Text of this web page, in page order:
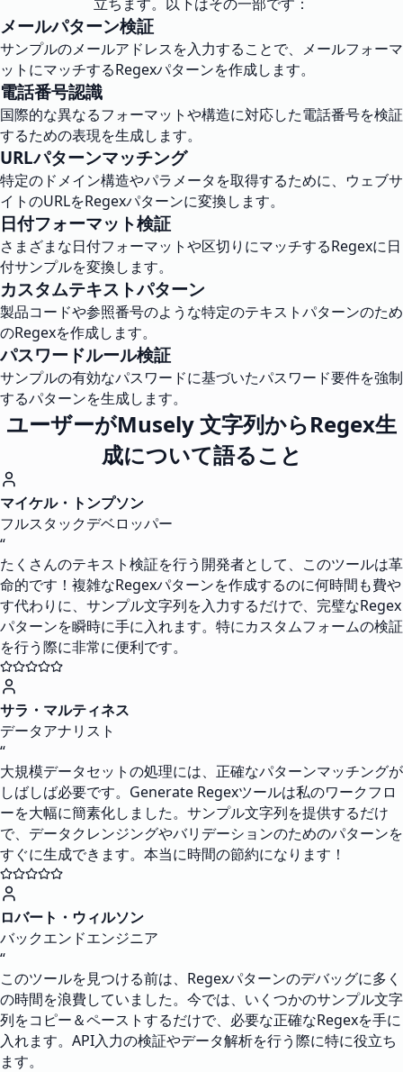
メールパターン検証
サンプルのメールアドレスを入力することで、メールフォーマ
ットにマッチするRegexパターンを作成します。
電話番号認識
国際的な異なるフォーマットや構造に対応した電話番号を検証
するための表現を生成します。
URLパターンマッチング
特定のドメイン構造やパラメータを取得するために、ウェブサ
イトのURLをRegexパターンに変換します。
日付フォーマット検証
さまざまな日付フォーマットや区切りにマッチするRegexに日
付サンプルを変換します。
カスタムテキストパターン
製品コードや参照番号のような特定のテキストパターンのため
のRegexを作成します。
パスワードルール検証
サンプルの有効なパスワードに基づいたパスワード要件を強制
するパターンを生成します。
ユーザーがMusely 文字列からRegex生
成について語ること
マイケル・トンプソン
フルスタックデベロッパー
“
たくさんのテキスト検証を行う開発者として、このツールは革
命的です！複雑なRegexパターンを作成するのに何時間も費や
す代わりに、サンプル文字列を入力するだけで、完璧なRegex
パターンを瞬時に手に入れます。特にカスタムフォームの検証
を行う際に非常に便利です。
サラ・マルティネス
データアナリスト
“
大規模データセットの処理には、正確なパターンマッチングが
しばしば必要です。Generate Regexツールは私のワークフロ
ーを大幅に簡素化しました。サンプル文字列を提供するだけ
で、データクレンジングやバリデーションのためのパターンを
すぐに生成できます。本当に時間の節約になります！
ロバート・ウィルソン
バックエンドエンジニア
“
このツールを見つける前は、Regexパターンのデバッグに多く
の時間を浪費していました。今では、いくつかのサンプル文字
列をコピー＆ペーストするだけで、必要な正確なRegexを手に
入れます。API入力の検証やデータ解析を行う際に特に役立ち
ます。